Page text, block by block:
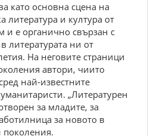
като основна сцена на
литература и култура от
и е органично свързан с
литературата ни от
На неговите страници
автори, чиито
най-известните
„Литературен
за младите, за
за новото в
поколения.